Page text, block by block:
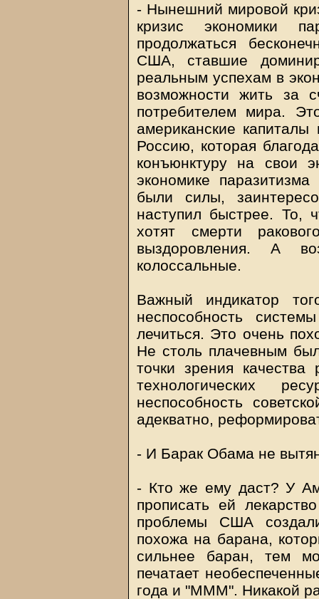
- Нынешний мировой
кризис экономики
продолжаться
США, ставшие
реальным успехам в
возможности жить за
потребителем мира.
американские
Россию, которая
конъюнктуру на свои
экономике
были силы,
наступил быстрее. То,
хотят смерти
выздоровления. А
колоссальные.
Важный индикатор
неспособность
лечиться. Это очень
Не столь плачевным
точки зрения
технологических
неспособность
адекватно,
- И Барак Обама не
- Кто же ему даст? У
прописать ей
проблемы США
похожа на барана,
сильнее баран, тем
печатает
года и "МММ". Никакой